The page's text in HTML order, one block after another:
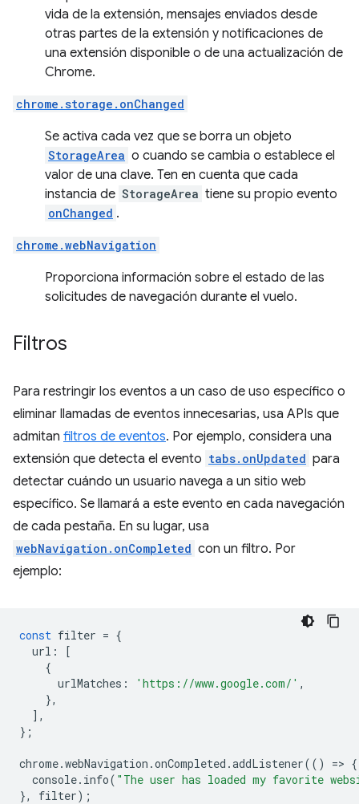
vida de la extensión, mensajes enviados desde
otras partes de la extensión y notificaciones de
una extensión disponible o de una actualización de
Chrome.
chrome.storage.onChanged
Se activa cada vez que se borra un objeto
StorageArea o cuando se cambia o establece el
valor de una clave. Ten en cuenta que cada
instancia de StorageArea tiene su propio evento
onChanged .
chrome.webNavigation
Proporciona información sobre el estado de las
solicitudes de navegación durante el vuelo.
Filtros
Para restringir los eventos a un caso de uso específico o
eliminar llamadas de eventos innecesarias, usa APIs que
admitan filtros de eventos. Por ejemplo, considera una
extensión que detecta el evento tabs.onUpdated para
detectar cuándo un usuario navega a un sitio web
específico. Se llamará a este evento en cada navegación
de cada pestaña. En su lugar, usa
webNavigation.onCompleted con un filtro. Por
ejemplo:
const filter = {
url :
[
{
urlMatches : 'https://www.google.com/' ,
},
],
};
chrome.webNavigation .onCompleted .addListener(() => {
console. info( "The user has loaded my favorite
},
filter);